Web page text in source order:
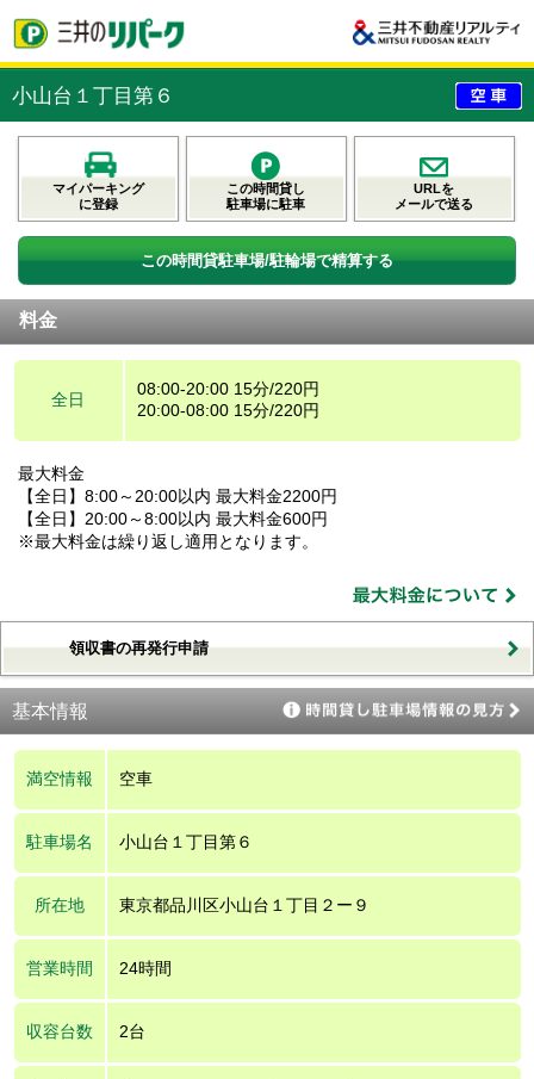
小山台１丁目第６
マイパーキング
に登録
この時間貸し
駐車場に駐車
URLを
メールで送る
この時間貸駐車場/駐輪場で精算する
料金
全日
08:00-20:00 15分/220円
20:00-08:00 15分/220円
最大料金
【全日】8:00～20:00以内 最大料金2200円
【全日】20:00～8:00以内 最大料金600円
※最大料金は繰り返し適用となります。
領収書の再発行申請
基本情報
満空情報 空車
駐車場名 小山台１丁目第６
所在地 東京都品川区小山台１丁目２ー９
営業時間 24時間
収容台数 2台